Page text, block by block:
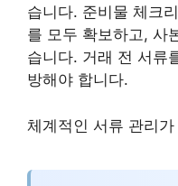
습니다. 준비물 체크
를 모두 확보하고, 사
습니다. 거래 전 서류
방해야 합니다.
체계적인 서류 관리